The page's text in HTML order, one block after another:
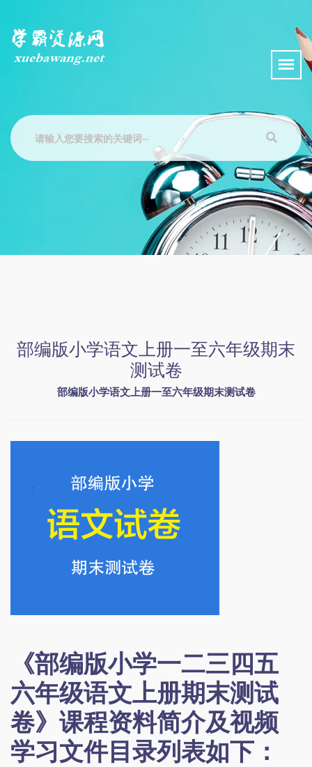
部编版小学语文上册一至六年级期末
测试卷
部编版小学语文上册一至六年级期末测试卷
《部编版小学一二三四五
六年级语文上册期末测试
卷》课程资料简介及视频
学习文件目录列表如下：